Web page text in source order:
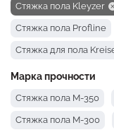
Стяжка пола Kleyzer
Стяжка пола Profline
Стяжка для пола
Стяжка пола
Стяжка пола
Стяжка для пола
Марка прочности
Стяжка пола М-350
Стяжка пола М-300